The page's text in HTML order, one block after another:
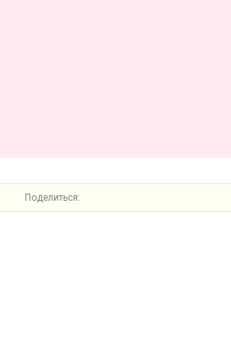
Поделиться: